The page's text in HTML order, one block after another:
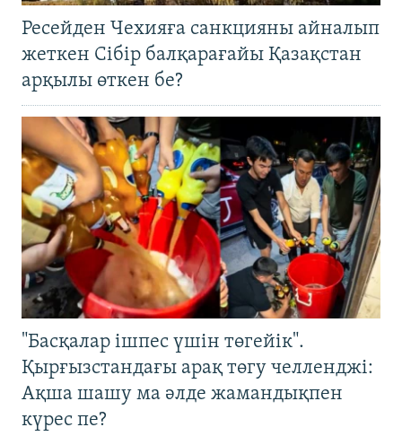
Ресейден Чехияға санкцияны айналып
жеткен Сібір балқарағайы Қазақстан
арқылы өткен бе?
"Басқалар ішпес үшін төгейік".
Қырғызстандағы арақ төгу челленджі:
Ақша шашу ма әлде жамандықпен
күрес пе?